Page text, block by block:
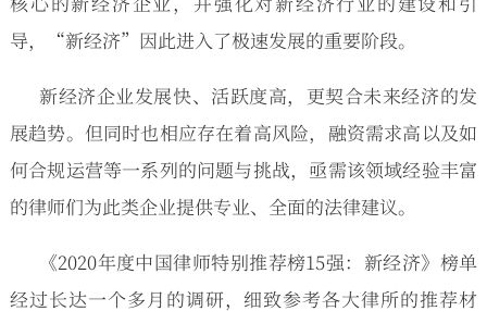
导，“新经济”因此进入了极速发展的重要阶段。
新经济企业发展快、活跃度高，更契合未来经济的发
展趋势。但同时也相应存在着高风险，融资需求高以及如
何合规运营等一系列的问题与挑战，亟需该领域经验丰富
的律师们为此类企业提供专业、全面的法律建议。
《2020年度中国律师特别推荐榜15强：新经济》榜单
经过长达一个多月的调研，细致参考各大律所的推荐材